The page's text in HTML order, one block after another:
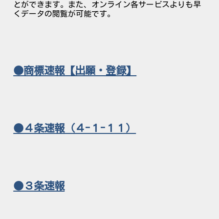
とができます。また、オンライン各サービスよりも早
くデータの閲覧が可能です。
●商標速報【出願・登録】
●４条速報（４-１-１１）
●３条速報